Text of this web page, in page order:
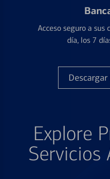
Acceso seguro a sus
día, los 7
Explore
Servicios